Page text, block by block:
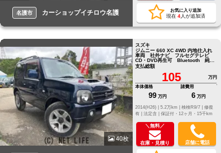
名護市 カーショップイチロウ名護 お気に入り追加
現在 4人が追加済
40枚
スズキ
ジムニー 660 XC 4WD 内地仕入れ
車両 社外ナビ フルセグテレビ
CD・DVD再生可 Bluetooth 純正
16インチ
支払総額
105
万円
本体価格
99 万円
諸費用
6 万円
修復
有 | 法定含 | 保証付・12ヶ月・15千km
＼無料／
在庫・見積り 店舗に電話